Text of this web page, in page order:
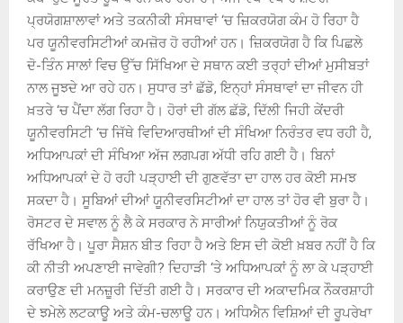
ਪ੍ਰਯੋਗਸ਼ਾਲਾਵਾਂ ਅਤੇ ਤਕਨੀਕੀ ਸੰਸਥਾਵਾਂ ‘ਚ ਜ਼ਿਕਰਯੋਗ ਕੰਮ ਹੋ ਰਿਹਾ ਹੈ
ਪਰ ਯੂਨੀਵਰਸਿਟੀਆਂ ਕਮਜ਼ੋਰ ਹੋ ਰਹੀਆਂ ਹਨ। ਜ਼ਿਕਰਯੋਗ ਹੈ ਕਿ ਪਿਛਲੇ
ਦੋ-ਤਿੰਨ ਸਾਲਾਂ ਵਿਚ ਉੱਚ ਸਿੱਖਿਆ ਦੇ ਸਥਾਨ ਕਈ ਤਰ੍ਹਾਂ ਦੀਆਂ ਮੁਸੀਬਤਾਂ
ਨਾਲ ਜੂਝਦੇ ਆ ਰਹੇ ਹਨ। ਸੁਧਾਰ ਤਾਂ ਛੱਡੋ, ਇਨ੍ਹਾਂ ਸੰਸਥਾਵਾਂ ਦਾ ਜੀਵਨ ਹੀ
ਖ਼ਤਰੇ ‘ਚ ਪੈਂਦਾ ਲੱਗ ਰਿਹਾ ਹੈ। ਹੋਰਾਂ ਦੀ ਗੱਲ ਛੱਡੋ, ਦਿੱਲੀ ਜਿਹੀ ਕੇਂਦਰੀ
ਯੂਨੀਵਰਸਿਟੀ ‘ਚ ਜਿੱਥੇ ਵਿਦਿਆਰਥੀਆਂ ਦੀ ਸੰਖਿਆ ਨਿਰੰਤਰ ਵਧ ਰਹੀ ਹੈ,
ਅਧਿਆਪਕਾਂ ਦੀ ਸੰਖਿਆ ਅੱਜ ਲਗਪਗ ਅੱਧੀ ਰਹਿ ਗਈ ਹੈ। ਬਿਨਾਂ
ਅਧਿਆਪਕਾਂ ਦੇ ਹੋ ਰਹੀ ਪੜ੍ਹਾਈ ਦੀ ਗੁਣਵੱਤਾ ਦਾ ਹਾਲ ਹਰ ਕੋਈ ਸਮਝ
ਸਕਦਾ ਹੈ। ਸੂਬਿਆਂ ਦੀਆਂ ਯੂਨੀਵਰਸਿਟੀਆਂ ਦਾ ਹਾਲ ਤਾਂ ਹੋਰ ਵੀ ਬੁਰਾ ਹੈ।
ਰੋਸਟਰ ਦੇ ਸਵਾਲ ਨੂੰ ਲੈ ਕੇ ਸਰਕਾਰ ਨੇ ਸਾਰੀਆਂ ਨਿਯੁਕਤੀਆਂ ਨੂੰ ਰੋਕ
ਰੱਖਿਆ ਹੈ। ਪੂਰਾ ਸੈਸ਼ਨ ਬੀਤ ਰਿਹਾ ਹੈ ਅਤੇ ਇਸ ਦੀ ਕੋਈ ਖ਼ਬਰ ਨਹੀਂ ਹੈ ਕਿ
ਕੀ ਨੀਤੀ ਅਪਣਾਈ ਜਾਵੇਗੀ? ਦਿਹਾੜੀ ‘ਤੇ ਅਧਿਆਪਕਾਂ ਨੂੰ ਲਾ ਕੇ ਪੜ੍ਹਾਈ
ਕਰਾਉਣ ਦੀ ਮਨਜ਼ੂਰੀ ਦਿੱਤੀ ਗਈ ਹੈ। ਸਰਕਾਰ ਦੀ ਅਕਾਦਮਿਕ ਨੌਕਰਸ਼ਾਹੀ
ਦੇ ਝਮੇਲੇ ਲਟਕਾਊ ਅਤੇ ਕੰਮ-ਚਲਾਊ ਹਨ। ਅਧਿਐਨ ਵਿਸ਼ਿਆਂ ਦੀ ਰੂਪਰੇਖਾ